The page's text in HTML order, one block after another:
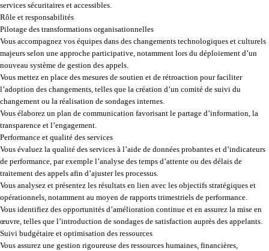
services sécuritaires et accessibles.
Rôle et responsabilités
Pilotage des transformations organisationnelles
Vous accompagnez vos équipes dans des changements technologiques et culturels
majeurs selon une approche participative, notamment lors du déploiement d’un
nouveau système de gestion des appels.
Vous mettez en place des mesures de soutien et de rétroaction pour faciliter
l’adoption des changements, telles que la création d’un comité de suivi du
changement ou la réalisation de sondages internes.
Vous élaborez un plan de communication favorisant le partage d’information, la
transparence et l’engagement.
Performance et qualité des services
Vous évaluez la qualité des services à l’aide de données probantes et d’indicateurs
de performance, par exemple l’analyse des temps d’attente ou des délais de
traitement des appels afin d’ajuster les processus.
Vous analysez et présentez les résultats en lien avec les objectifs stratégiques et
opérationnels, notamment au moyen de rapports trimestriels de performance.
Vous identifiez des opportunités d’amélioration continue et en assurez la mise en
œuvre, telles que l’introduction de sondages de satisfaction auprès des appelants.
Suivi budgétaire et optimisation des ressources
Vous assurez une gestion rigoureuse des ressources humaines, financières,